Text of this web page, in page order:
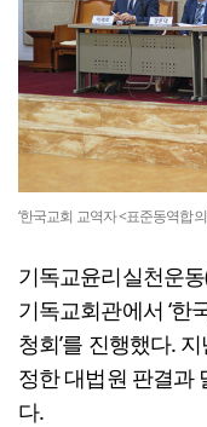
‘한국교회 교역자 <표준동역합
기독교윤리실천운
기독교회관에서 ‘한
청회’를 진행했다.
정한 대법원 판결과
다.